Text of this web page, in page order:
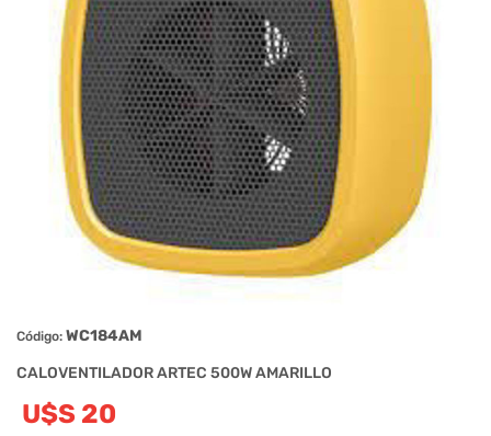
Código: WC184AM
CALOVENTILADOR ARTEC 500W AMARILLO
U$S 20